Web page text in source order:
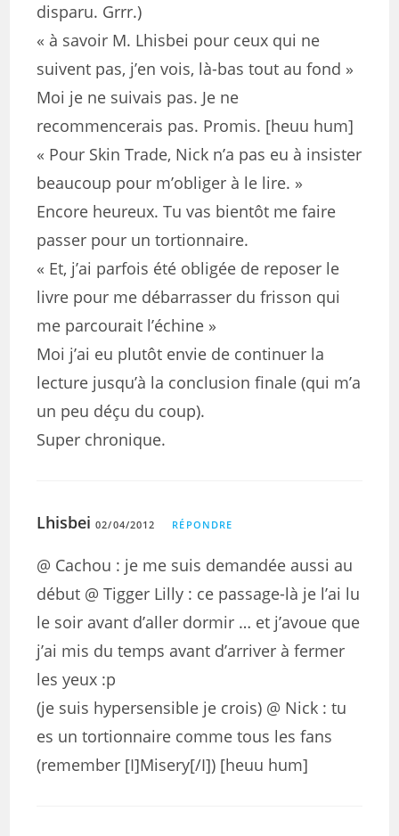
disparu. Grrr.)
« à savoir M. Lhisbei pour ceux qui ne
suivent pas, j’en vois, là-bas tout au fond »
Moi je ne suivais pas. Je ne
recommencerais pas. Promis. [heuu hum]
« Pour Skin Trade, Nick n’a pas eu à insister
beaucoup pour m’obliger à le lire. »
Encore heureux. Tu vas bientôt me faire
passer pour un tortionnaire.
« Et, j’ai parfois été obligée de reposer le
livre pour me débarrasser du frisson qui
me parcourait l’échine »
Moi j’ai eu plutôt envie de continuer la
lecture jusqu’à la conclusion finale (qui m’a
un peu déçu du coup).
Super chronique.
Lhisbei 02/04/2012 RÉPONDRE
@ Cachou : je me suis demandée aussi au
début @ Tigger Lilly : ce passage-là je l’ai lu
le soir avant d’aller dormir … et j’avoue que
j’ai mis du temps avant d’arriver à fermer
les yeux :p
(je suis hypersensible je crois) @ Nick : tu
es un tortionnaire comme tous les fans
(remember [I]Misery[/I]) [heuu hum]